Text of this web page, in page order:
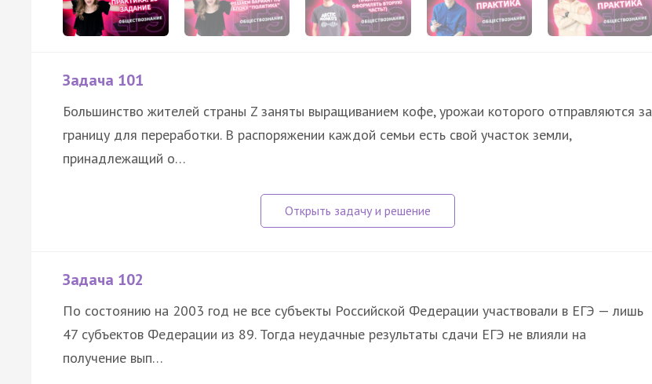
Задача 101
Большинство жителей страны Z заняты выращиванием кофе, урожаи которого отправляются за
границу для переработки. В распоряжении каждой семьи есть свой участок земли,
принадлежащий о…
Задача 102
По состоянию на 2003 год не все субъекты Российской Федерации участвовали в ЕГЭ — лишь
47 субъектов Федерации из 89. Тогда неудачные результаты сдачи ЕГЭ не влияли на
получение вып…